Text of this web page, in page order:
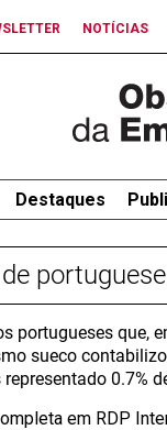
NOTÍCIAS
Destaques
portugueses que,
sueco
0.7%
em RDP